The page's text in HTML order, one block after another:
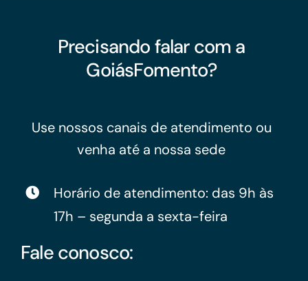
Precisando falar com a
GoiásFomento?
Use nossos canais de atendimento ou
venha até a nossa sede
Horário de atendimento: das 9h às
17h – segunda a sexta-feira
Fale conosco: